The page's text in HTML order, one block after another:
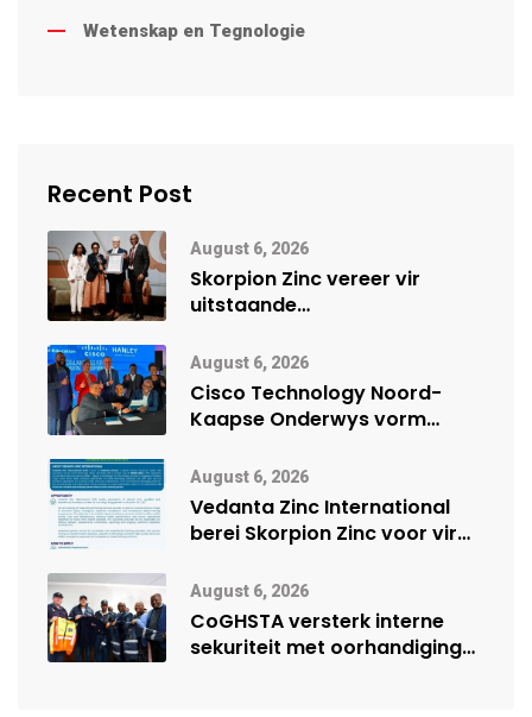
Wetenskap en Tegnologie
Recent Post
August 6, 2026
Skorpion Zinc vereer vir
uitstaande
Namibië Mynbou Ekspo
August 6, 2026
Cisco Technology Noord-
Kaapse Onderwys vorm
vennootskap
August 6, 2026
Vedanta Zinc International
berei Skorpion Zinc voor vir
August 6, 2026
CoGHSTA versterk interne
sekuriteit met oorhandiging